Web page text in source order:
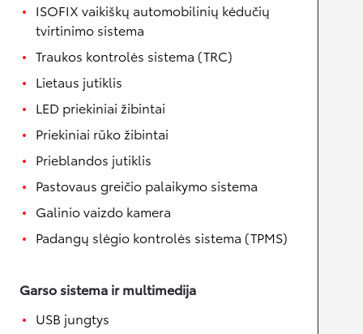
ISOFIX vaikiškų automobilinių kėdučių
tvirtinimo sistema
Traukos kontrolės sistema (TRC)
Lietaus jutiklis
LED priekiniai žibintai
Priekiniai rūko žibintai
Prieblandos jutiklis
Pastovaus greičio palaikymo sistema
Galinio vaizdo kamera
Padangų slėgio kontrolės sistema (TPMS)
Garso sistema ir multimedija
USB jungtys